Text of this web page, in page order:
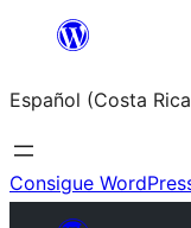
Saltar
contenido
Español (Costa
Consigue